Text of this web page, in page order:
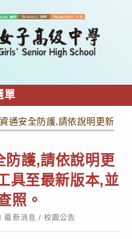
單
通安全防護,請依說明更新
防護,請依說明更
具至最新版本,並
照。
最新消息 / 校園公告